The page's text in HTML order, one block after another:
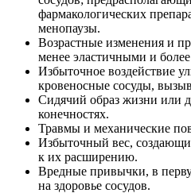
фармакологических
менопаузы.
Возрастные изменения и
менее эластичными и
Избыточное воздействие
кровеносные сосуды,
Сидячий образ жизни или
конечностях.
Травмы и механические
Избыточный вес,
к их расширению.
Вредные привычки, в
на здоровье сосудов.